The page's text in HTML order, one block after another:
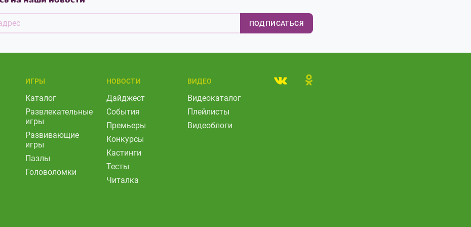
ПОДПИСАТЬСЯ
ИГРЫ
Каталог
Развлекательные
игры
Развивающие
игры
Пазлы
Головоломки
НОВОСТИ
Дайджест
События
Премьеры
Конкурсы
Кастинги
Тесты
Читалка
ВИДЕО
Видеокаталог
Плейлисты
Видеоблоги